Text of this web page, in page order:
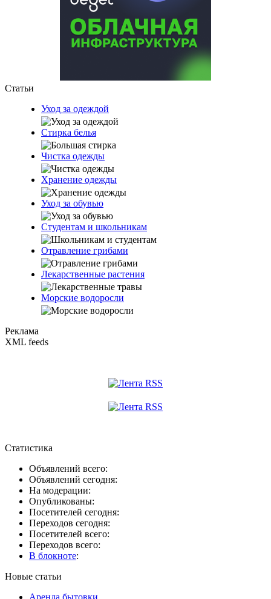
Статьи
Уход за одеждой
Стирка белья
Чистка одежды
Хранение одежды
Уход за обувью
Студентам и школьникам
Отравление грибами
Лекарственные растения
Морские водоросли
Реклама
XML feeds
Статистика
Объявлений всего:
Объявлений сегодня:
На модерации:
Опубликованы:
Посетителей сегодня:
Переходов сегодня:
Посетителей всего:
Переходов всего:
В блокноте:
Новые статьи
Аренда бытовки